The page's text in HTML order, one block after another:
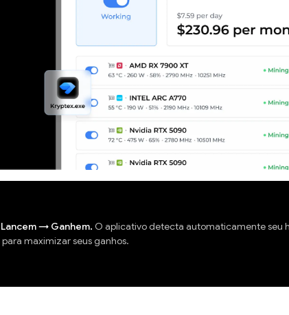
Lancem→ Ganhem. O aplicativo detecta automaticamente seu
maximizar seus ganhos.